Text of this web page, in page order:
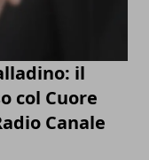
il
col Cuore
Canale